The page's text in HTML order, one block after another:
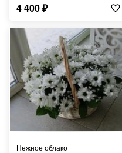
4 400₽
Нежное облако